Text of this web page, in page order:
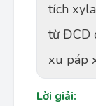
tích
từ ĐCD
xu páp
Lời giải: